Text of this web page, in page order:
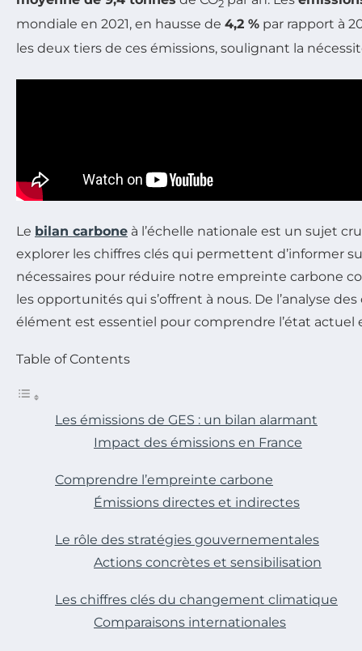
2
mondiale en 2021, en hausse de 4,2 % par rapport à
les deux tiers de ces émissions, soulignant la
Le bilan carbone à l’échelle nationale est un sujet
explorer les chiffres clés qui permettent d’informer
nécessaires pour réduire notre empreinte carbone
les opportunités qui s’offrent à nous. De l’analyse
élément est essentiel pour comprendre l’état actuel
Table of Contents
Les émissions de GES : un bilan alarmant
Impact des émissions en France
Comprendre l’empreinte carbone
Émissions directes et indirectes
Le rôle des stratégies gouvernementales
Actions concrètes et sensibilisation
Les chiffres clés du changement climatique
Comparaisons internationales